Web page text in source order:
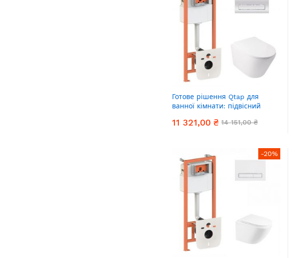
Готове рішення Qtap для
ванної кімнати: підвісний
комплект інсталяції Nest 4 в 1
11 321,00 ₴ 14 151,00 ₴
-20%